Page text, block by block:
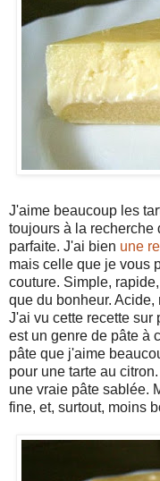
J'aime beaucoup les
toujours à la recherche
parfaite. J'ai bien une
mais celle que je vous
couture. Simple,
que du bonheur. Acide,
J'ai vu cette recette
est un genre de pâte à
pâte que j'aime
pour une tarte au
une vraie pâte sablée.
fine, et, surtout, moins